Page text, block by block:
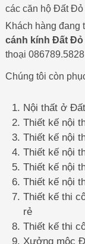
các căn hộ Đất Đỏ
Khách hàng đang
cánh kính Đất Đỏ
thoại
Chúng tôi còn
Nội thất ở
Thiết kế nội
Thiết kế nội
Thiết kế nội
Thiết kế nội
Thiết kế nội
Thiết kế thi
rẻ
Thiết kế thi
Xưởng mộc